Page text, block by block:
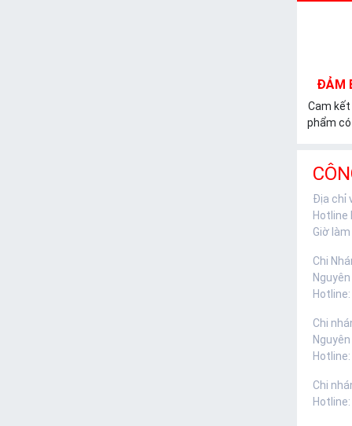
ĐẢM
Cam
phẩm
Địa chỉ
Hotline
Giờ
Chi
Nguyên
Hotline:
Chi
Nguyên
Hotline:
Chi
Hotline: